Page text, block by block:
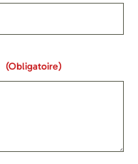
(obligatoire)